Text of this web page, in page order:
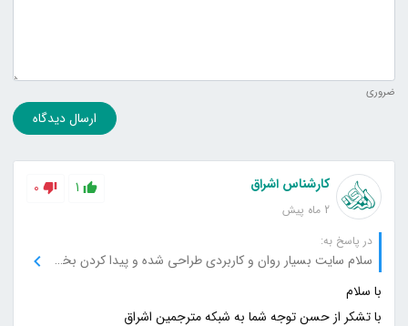
ضروری
ارسال دیدگاه
کارشناس اشراق
2 ماه پیش
1
0
در پاسخ به:
سلام سایت بسیار روان و کاربردی طراحی شده و پیدا کردن بخش‌های مختلف خیلی راحت بود. با تشکر